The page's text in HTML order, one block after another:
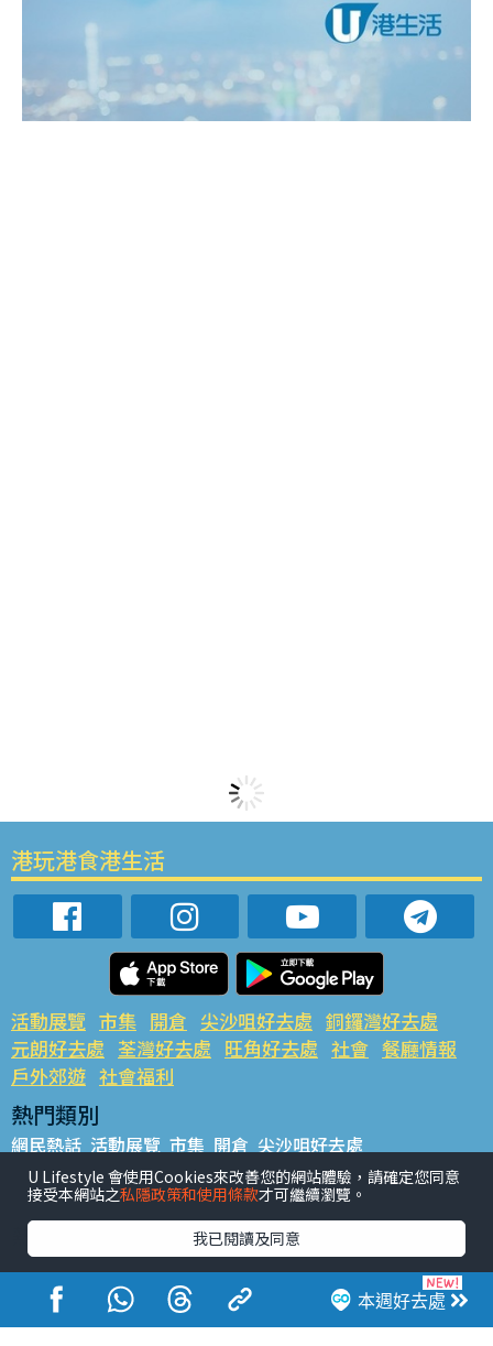
本週好去處
港玩港食港生活
活動展覽 市集 開倉 尖沙咀好去處 銅鑼灣好去處
元朗好去處 荃灣好去處 旺角好去處 社會 餐廳情報
戶外郊遊 社會福利
熱門類別
網民熱話 活動展覽 市集 開倉 尖沙咀好去處
銅鑼灣好去處 元朗好去處 荃灣好去處 旺角好去處 社會
餐廳情報 戶外郊遊
熱門標籤
#UGO搵好去處 #人氣活動推介 #美食社群熱話
#親子玩樂好去處
#ULifestyle應用程式
#限時搶
#UJetso禮物放送
#ULifestyle商戶中心 #著數 #網絡熱話
U Lifestyle 會使用Cookies來改善您的網站體驗，請確定您同意
接受本網站之私隱政策和使用條款才可繼續瀏覽。
我已閱讀及同意